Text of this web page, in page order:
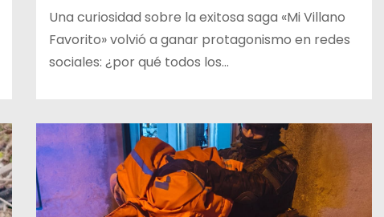
Una curiosidad sobre la exitosa saga «Mi Villano
Favorito» volvió a ganar protagonismo en redes
sociales: ¿por qué todos los…